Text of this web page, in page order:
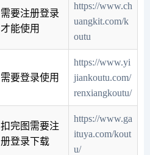
需要注册登录
才能使用
https://www.ch
uangkit.com/k
outu
需要登录使用
https://www.yi
jiankoutu.com/
renxiangkoutu/
扣完图需要注
册登录下载
https://www.ga
ituya.com/kout
u/